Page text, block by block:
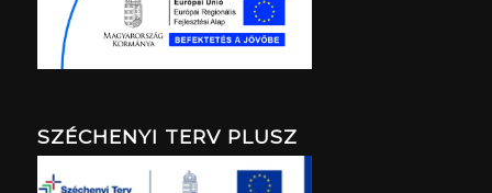
SZÉCHENYI TERV PLUSZ